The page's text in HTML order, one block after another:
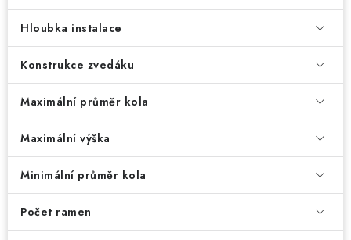
Hloubka instalace
Konstrukce zvedáku
Maximální průměr kola
Maximální výška
Minimální průměr kola
Počet ramen